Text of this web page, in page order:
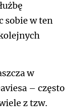
sobie w ten
w
– często
z tzw.